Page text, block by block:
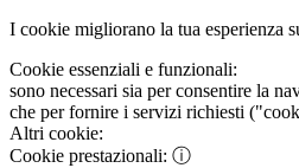
I cookie migliorano la tua esperienza
Cookie essenziali e funzionali:
sono necessari sia per consentire la
che per fornire i servizi richiesti
Altri cookie:
Cookie prestazionali: ⓘ